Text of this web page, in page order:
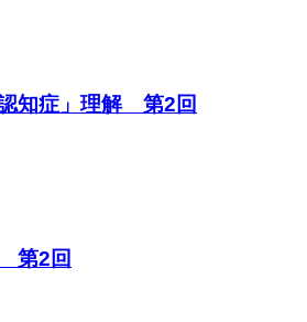
知症」理解 第2回
第2回